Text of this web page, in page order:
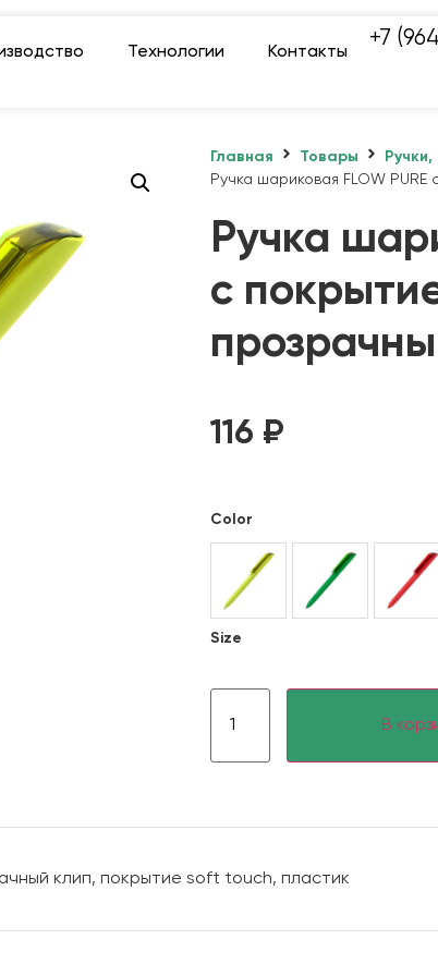
Технологии Контакты
+7
Главная Товары
Ручка шариковая FLOW
Ручка
c
116 ₽
Color
Size
В
клип, покрытие soft touch, пластик